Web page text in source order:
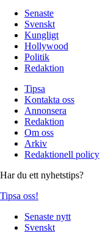
Senaste
Svenskt
Kungligt
Hollywood
Politik
Redaktion
Tipsa
Kontakta oss
Annonsera
Redaktion
Om oss
Arkiv
Redaktionell policy
Har du ett nyhetstips?
Tipsa oss!
Senaste nytt
Svenskt